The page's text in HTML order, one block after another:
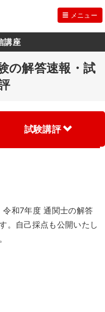
メニュー
講座
の解答速報・試
試験講評
和7年度 通関士の解答
。自己採点も公開いたし